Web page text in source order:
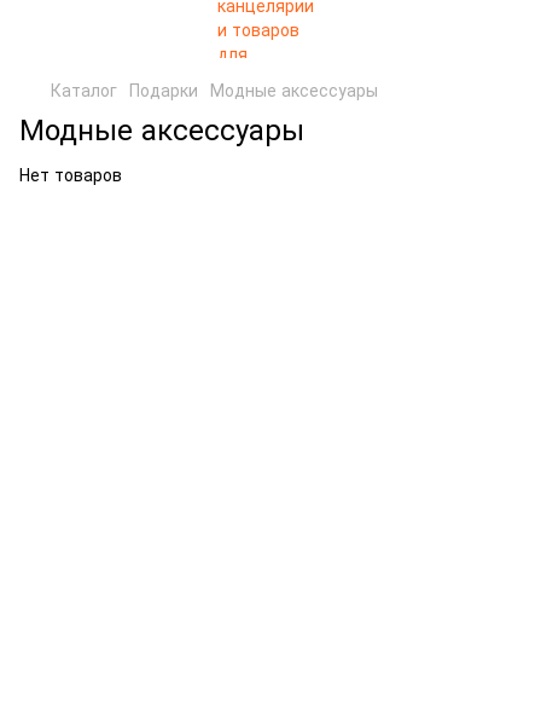
Каталог Подарки Модные аксессуары
Модные аксессуары
Нет товаров